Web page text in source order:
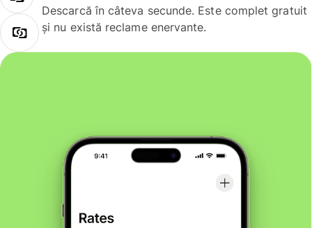
Descarcă în câteva secunde. Este complet gratuit
și nu există reclame enervante.